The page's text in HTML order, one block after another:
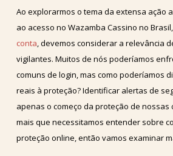
Ao explorarmos o tema da extensa ação
ao acesso no Wazamba Cassino no Brasil,
conta, devemos considerar a relevância
vigilantes. Muitos de nós poderíamos
comuns de login, mas como poderíamos
reais à proteção? Identificar alertas de
apenas o começo da proteção de nossas
mais que necessitamos entender sobre
proteção online, então vamos examinar